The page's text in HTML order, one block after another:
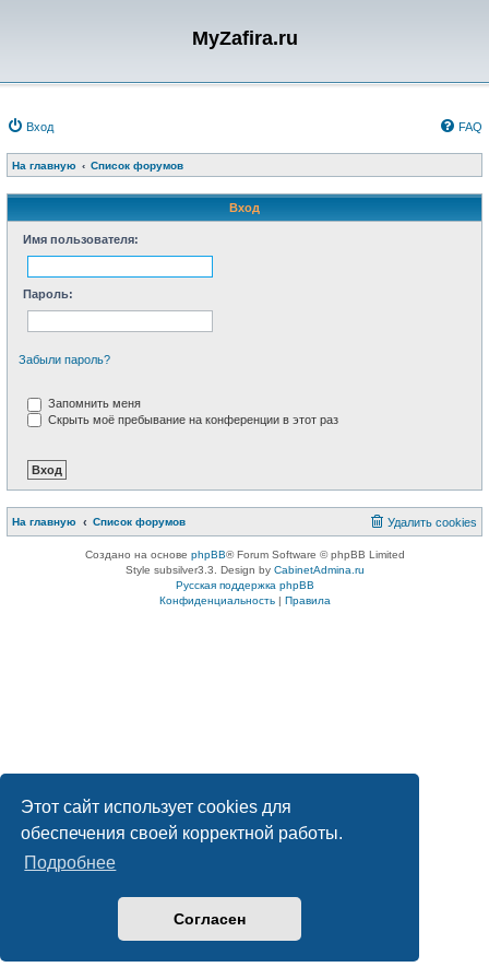
Этот сайт использует cookies для
обеспечения своей корректной работы.
Подробнее
Согласен
MyZafira.ru
Вход FAQ
На главную Список форумов
Вход
Имя пользователя:
Пароль:
Забыли пароль?
Запомнить меня
Скрыть моё пребывание на конференции в этот раз
На главную Список форумов Удалить cookies
Создано на основе phpBB® Forum Software © phpBB Limited
Style subsilver3.3. Design by CabinetAdmina.ru
Русская поддержка phpBB
Конфиденциальность| Правила